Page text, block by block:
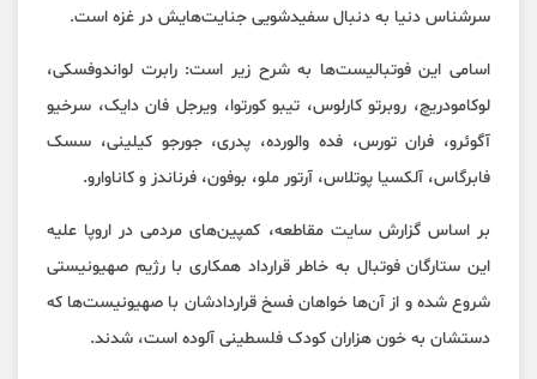
سرشناس دنیا به دنبال سفیدشویی جنایت‌هایش در غزه است.
اسامی این فوتبالیست‌ها به شرح زیر است: رابرت لواندوفسکی،
لوکامودریچ، روبرتو کارلوس، تیبو کورتوا، ویرجل فان دایک، سرخیو
آگوئرو، فران تورس، فده والورده، پدری، جورجو کیلینی، سسک
فابرگاس، آلکسیا پوتلاس، آرتور ملو، بوفون، فرناندز و کاناوارو.
بر اساس گزارش سایت مقاطعه، کمپین‌های مردمی در اروپا علیه
این ستارگان فوتبال به خاطر قرارداد همکاری با رژیم صهیونیستی
شروع شده و از آن‌ها خواهان فسخ قراردادشان با صهیونیست‌ها که
دستشان به خون هزاران کودک فلسطینی آلوده است، شدند.